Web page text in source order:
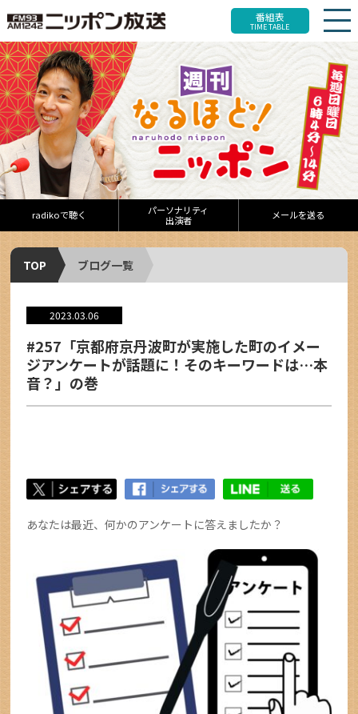
番組表
TIME TABLE
radikoで聴く
パーソナリティ
出演者
メールを送る
TOP ブログ一覧
2023.03.06
#257「京都府京丹波町が実施した町のイメー
ジアンケートが話題に！そのキーワードは…本
音？」の巻
あなたは最近、何かのアンケートに答えましたか？